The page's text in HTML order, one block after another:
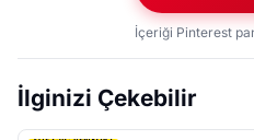
İçeriği Pinterest
İlginizi Çekebilir